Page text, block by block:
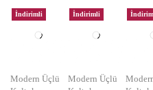
İndirimli
Modern Üçlü
İndirimli
Modern Üçlü